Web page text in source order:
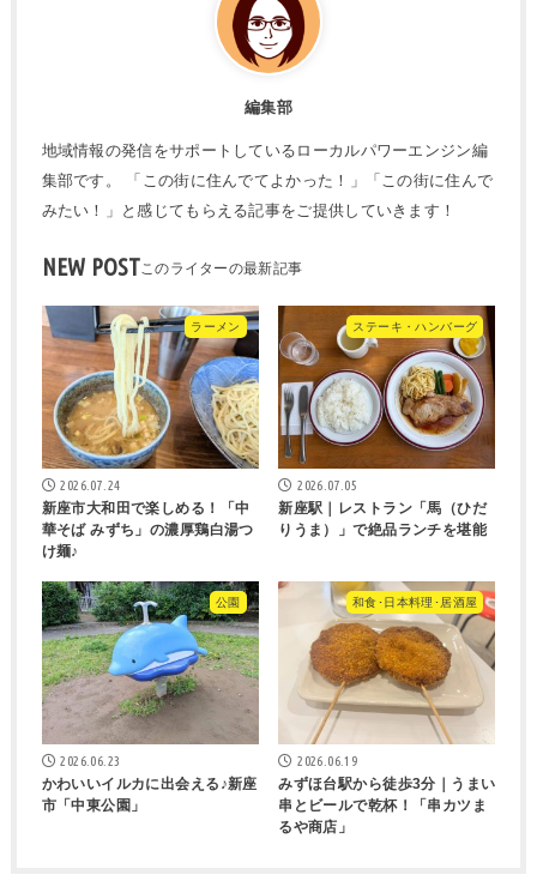
編集部
地域情報の発信をサポートしているローカルパワーエンジン編
集部です。 「この街に住んでてよかった！」「この街に住んで
みたい！」と感じてもらえる記事をご提供していきます！
NEW POST
ラーメン
2026.07.24
新座市大和田で楽しめる！「中
華そば みずち」の濃厚鶏白湯つ
け麺♪
ステーキ・ハンバーグ
2026.07.05
新座駅｜レストラン「馬（ひだ
りうま）」で絶品ランチを堪能
公園
2026.06.23
かわいいイルカに出会える♪新座
市「中東公園」
和食･日本料理･居酒屋
2026.06.19
みずほ台駅から徒歩3分｜うまい
串とビールで乾杯！「串カツま
るや商店」